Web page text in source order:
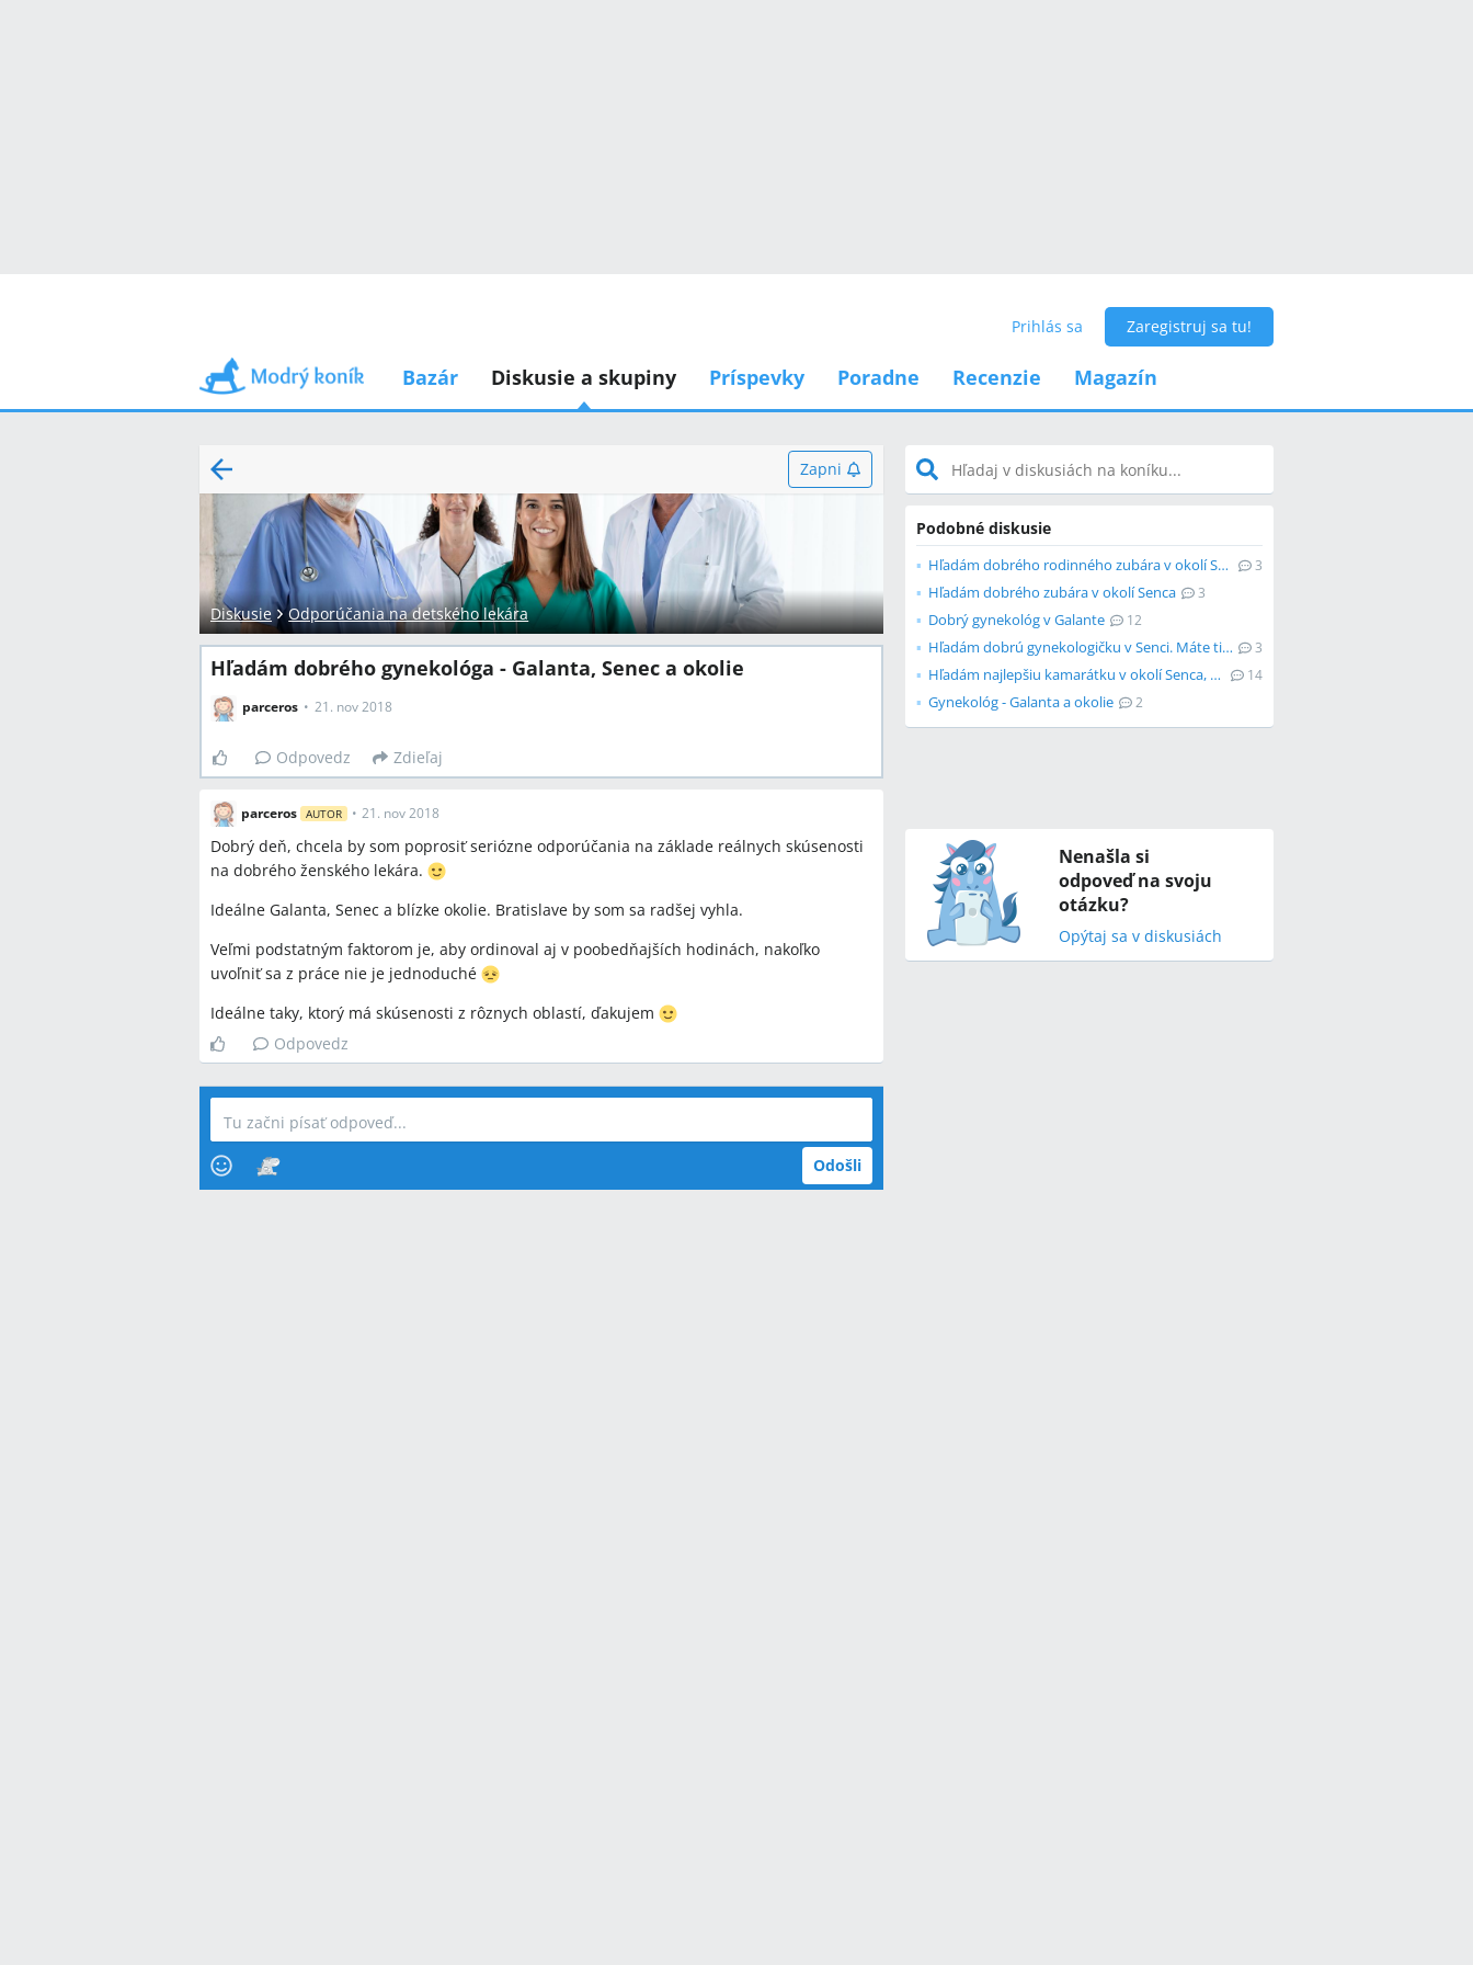
Prihlás sa Zaregistruj sa tu!
Bazár Diskusie a skupiny Príspevky Poradne Recenzie Magazín
Zapni
Diskusie Odporúčania na detského lekára
Hľadám dobrého gynekológa - Galanta, Senec a okolie
parceros 21. nov 2018
Odpovedz Zdieľaj
parceros AUTOR • 21. nov 2018
Dobrý deň, chcela by som poprosiť seriózne odporúčania na základe reálnych skúsenosti
na dobrého ženského lekára.
Ideálne Galanta, Senec a blízke okolie. Bratislave by som sa radšej vyhla.
Veľmi podstatným faktorom je, aby ordinoval aj v poobedňajších hodinách, nakoľko
uvoľniť sa z práce nie je jednoduché
Ideálne taky, ktorý má skúsenosti z rôznych oblastí, ďakujem
Odpovedz
Odošli
Podobné diskusie
Hľadám dobrého rodinného zubára v okolí Senca 3
Hľadám dobrého zubára v okolí Senca 3
Dobrý gynekológ v Galante 12
Hľadám dobrú gynekologičku v Senci. Máte tip? 3
Hľadám najlepšiu kamarátku v okolí Senca, Galanty, Trnavy a Bratislavy 14
Gynekológ - Galanta a okolie 2
Nenašla si
odpoveď na svoju
otázku?
Opýtaj sa v diskusiách